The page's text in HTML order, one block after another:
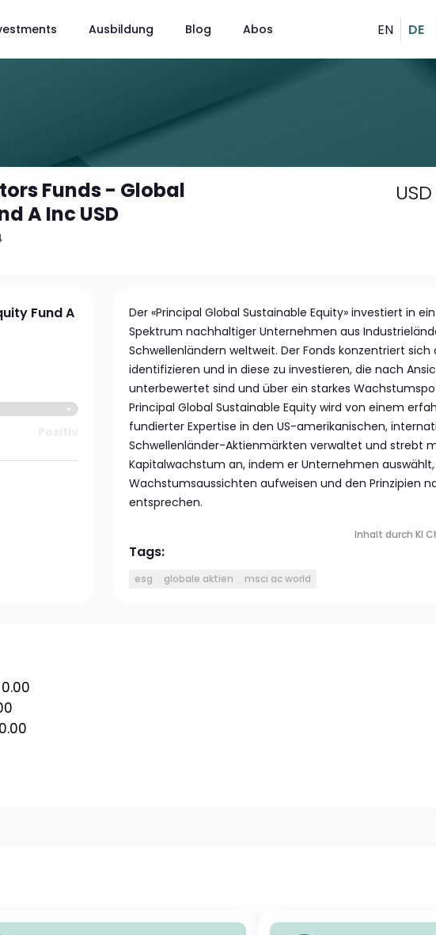
Ausbildung Blog Abos EN DE
Funds - Global
A Inc USD
USD
Fund A
Der «Principal Global Sustainable Equity» investiert in
Spektrum nachhaltiger Unternehmen aus
Schwellenländern weltweit. Der Fonds konzentriert sich
identifizieren und in diese zu investieren, die nach
unterbewertet sind und über ein starkes
Principal Global Sustainable Equity wird von einem
fundierter Expertise in den US-amerikanischen,
Schwellenländer-Aktienmärkten verwaltet und strebt
Kapitalwachstum an, indem er Unternehmen
Wachstumsaussichten aufweisen und den Prinzipien
entsprechen.
Inhalt durch KI
Tags:
esg globale aktien msci ac world
0.00
0.00